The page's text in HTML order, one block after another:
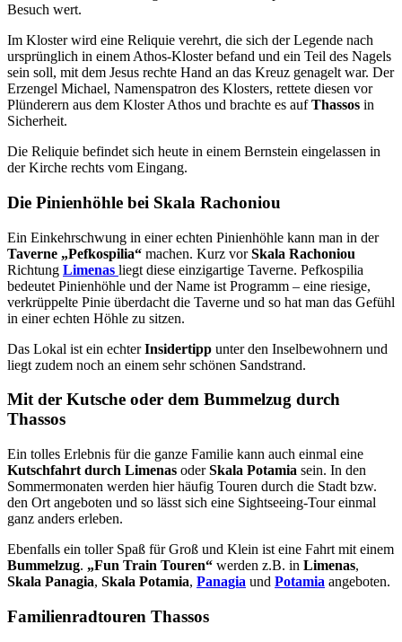
Besuch wert.
Im Kloster wird eine Reliquie verehrt, die sich der Legende nach
ursprünglich in einem Athos-Kloster befand und ein Teil des Nagels
sein soll, mit dem Jesus rechte Hand an das Kreuz genagelt war. Der
Erzengel Michael, Namenspatron des Klosters, rettete diesen vor
Plünderern aus dem Kloster Athos und brachte es aufThassos in
Sicherheit.
Die Reliquie befindet sich heute in einem Bernstein eingelassen in
der Kirche rechts vom Eingang.
Die Pinienhöhle bei Skala Rachoniou
Ein Einkehrschwung in einer echten Pinienhöhle kann man in der
Taverne „Pefkospilia“ machen. Kurz vorSkala Rachoniou
Richtung Limenas liegt diese einzigartige Taverne. Pefkospilia
bedeutet Pinienhöhle und der Name ist Programm – eine riesige,
verkrüppelte Pinie überdacht die Taverne und so hat man das Gefühl
in einer echten Höhle zu sitzen.
Das Lokal ist ein echterInsidertipp unter den Inselbewohnern und
liegt zudem noch an einem sehr schönen Sandstrand.
Mit der Kutsche oder dem Bummelzug durch
Thassos
Ein tolles Erlebnis für die ganze Familie kann auch einmal eine
Kutschfahrt durch Limenas oderSkala Potamia sein. In den
Sommermonaten werden hier häufig Touren durch die Stadt bzw.
den Ort angeboten und so lässt sich eine Sightseeing-Tour einmal
ganz anders erleben.
Ebenfalls ein toller Spaß für Groß und Klein ist eine Fahrt mit einem
Bummelzug. „Fun Train Touren“ werden z.B. in Limenas,
Skala Panagia, Skala Potamia, Panagia und Potamia angeboten.
Familienradtouren Thassos